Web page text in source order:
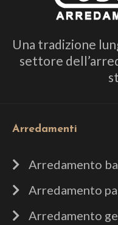
Una tradizione
settore
Arredamenti
Arredamento
Arredamento
Arredamento